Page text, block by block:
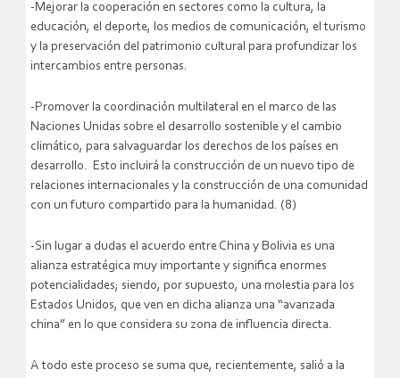
-Mejorar la cooperación en sectores como la cultura, la
educación, el deporte, los medios de comunicación, el turismo
y la preservación del patrimonio cultural para profundizar los
intercambios entre personas.
-Promover la coordinación multilateral en el marco de las
Naciones Unidas sobre el desarrollo sostenible y el cambio
climático, para salvaguardar los derechos de los países en
desarrollo. Esto incluirá la construcción de un nuevo tipo de
relaciones internacionales y la construcción de una comunidad
con un futuro compartido para la humanidad. (8)
-Sin lugar a dudas el acuerdo entre China y Bolivia es una
alianza estratégica muy importante y significa enormes
potencialidades; siendo, por supuesto, una molestia para los
Estados Unidos, que ven en dicha alianza una “avanzada
china” en lo que considera su zona de influencia directa.
A todo este proceso se suma que, recientemente, salió a la